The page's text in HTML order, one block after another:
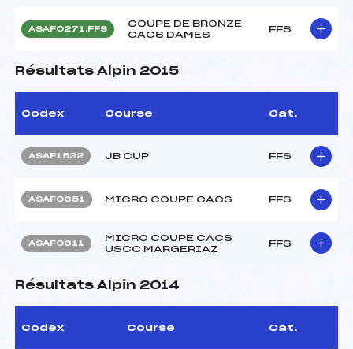
ASAF0271.FFS
COUPE DE BRONZE
CACS DAMES
FFS
Résultats Alpin 2015
Codex Course Cat.
ASAF1532 JB CUP FFS
ASAF0651 MICRO COUPE CACS FFS
ASAF0611
MICRO COUPE CACS
USCC MARGERIAZ
FFS
Résultats Alpin 2014
Codex Course Cat.